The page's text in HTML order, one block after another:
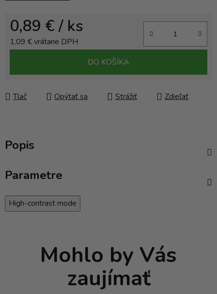
0,89 €/ ks
1,09 € vrátane DPH
DO KOŠÍKA
Tlač Opýtať sa Strážiť Zdieľať
Popis
Parametre
High-contrast mode
Mohlo by Vás
zaujímať